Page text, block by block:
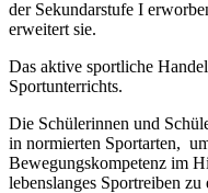
der Sekundarstufe I
erweitert sie.
Das aktive sportliche
Sportunterrichts.
Die Schülerinnen und
in normierten Sportarten,
Bewegungskompetenz im
lebenslanges Sportreiben zu